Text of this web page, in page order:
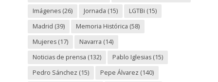
Imágenes(26) Jornada (15) LGTBi (15)
Madrid (39) Memoria Histórica (58)
Mujeres(17) Navarra (14)
Noticias de prensa (132) Pablo Iglesias(15)
Pedro Sánchez (15) Pepe Álvarez (140)